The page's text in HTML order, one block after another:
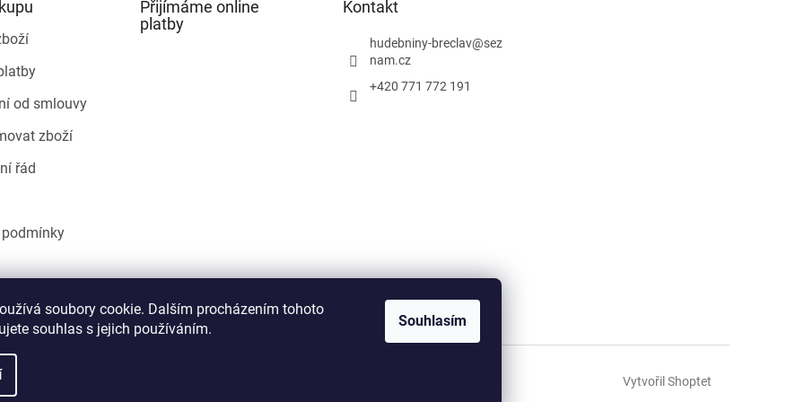
soubory cookie. Dalším procházením tohoto
souhlas s jejich používáním.
Souhlasím
od smlouvy
zboží
řád
Přijímáme online
platby
Kontakt
hudebniny-breclav@sez
nam.cz
+420 771 772 191
Heureka.cz
Vytvořil Shoptet
vyhrazena.